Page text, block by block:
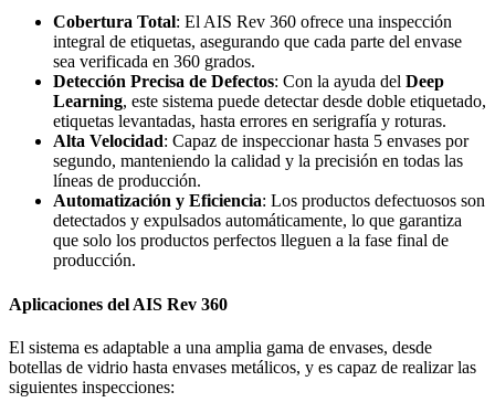
Cobertura Total: El AIS Rev 360 ofrece una inspección
integral de etiquetas, asegurando que cada parte del envase
sea verificada en 360 grados.
Detección Precisa de Defectos: Con la ayuda del Deep
Learning, este sistema puede detectar desde doble etiquetado,
etiquetas levantadas, hasta errores en serigrafía y roturas.
Alta Velocidad: Capaz de inspeccionar hasta 5 envases por
segundo, manteniendo la calidad y la precisión en todas las
líneas de producción.
Automatización y Eficiencia: Los productos defectuosos son
detectados y expulsados automáticamente, lo que garantiza
que solo los productos perfectos lleguen a la fase final de
producción.
Aplicaciones del AIS Rev 360
El sistema es adaptable a una amplia gama de envases, desde
botellas de vidrio hasta envases metálicos, y es capaz de realizar las
siguientes inspecciones: